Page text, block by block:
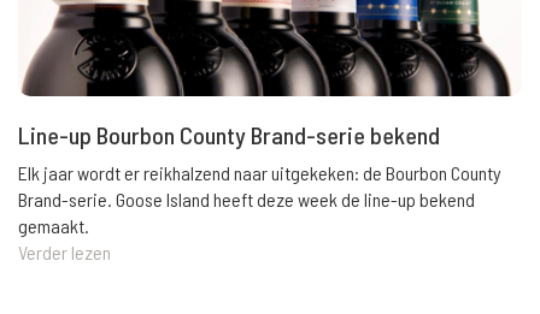
Line-up Bourbon County Brand-serie bekend
Elk jaar wordt er reikhalzend naar uitgekeken: de Bourbon County
Brand-serie. Goose Island heeft deze week de line-up bekend
gemaakt.
Verder lezen